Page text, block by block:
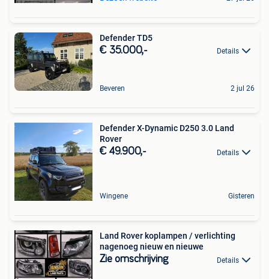
Defender TD5
€ 35.000,- Details
Beveren 2 jul 26
Defender X-Dynamic D250 3.0 Land
Rover
€ 49.900,- Details
Wingene Gisteren
Land Rover koplampen / verlichting
nagenoeg nieuw en nieuwe
Zie omschrijving Details